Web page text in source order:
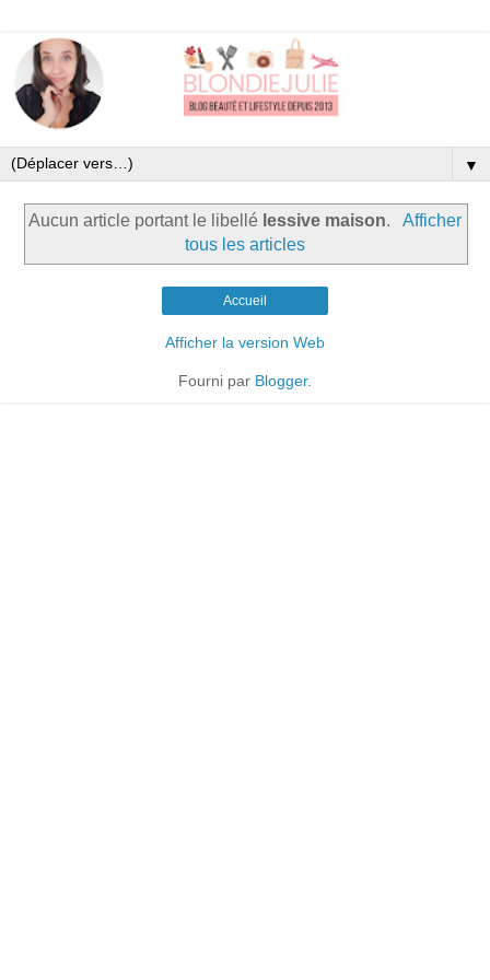
▼
Aucun article portant le libellé lessive maison.
Afficher
tous les articles
Accueil
Afficher la version Web
Fourni par Blogger.